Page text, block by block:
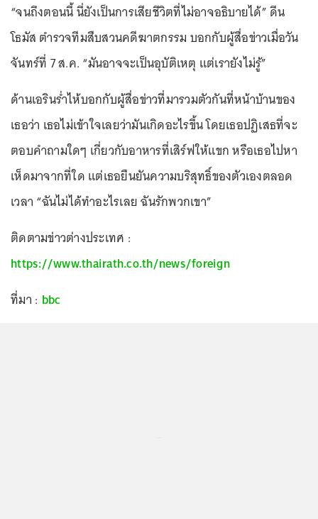
“จนถึงตอนนี้ นี่ยังเป็นการเสียชีวิตที่ไม่อาจอธิบายได้” ดีน
โธมัส ตำรวจทีมสืบสวนคดีฆาตกรรม บอกกับผู้สื่อข่าวเมื่อวัน
จันทร์ที่ 7 ส.ค. “มันอาจจะเป็นอุบัติเหตุ แต่เรายังไม่รู้”
ด้านเอรินร่ำไห้บอกกับผู้สื่อข่าวที่มารวมตัวกันที่หน้าบ้านของ
เธอว่า เธอไม่เข้าใจเลยว่ามันเกิดอะไรขึ้น โดยเธอปฏิเสธที่จะ
ตอบคำถามใดๆ เกี่ยวกับอาหารที่เสิร์ฟให้แขก หรือเธอไปหา
เห็ดมาจากที่ใด แต่เธอยืนยันความบริสุทธิ์ของตัวเองตลอด
เวลา “ฉันไม่ได้ทำอะไรเลย ฉันรักพวกเขา”
ติดตามข่าวต่างประเทศ :
https://www.thairath.co.th/news/foreign
ที่มา : bbc